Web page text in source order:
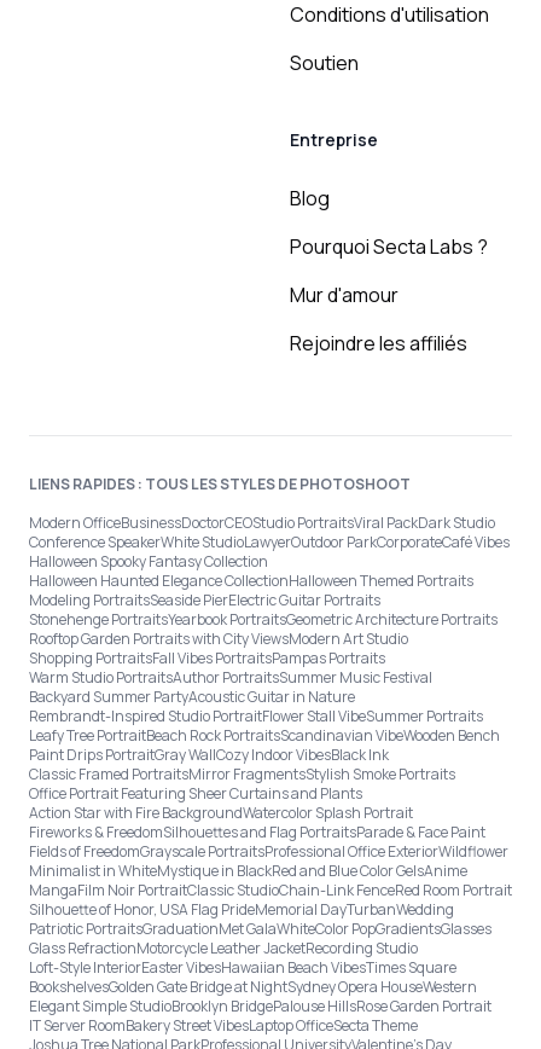
Conditions d'utilisation
Soutien
Entreprise
Blog
Pourquoi Secta Labs ?
Mur d'amour
Rejoindre les affiliés
LIENS RAPIDES : TOUS LES STYLES DE PHOTOSHOOT
Modern OfficeBusinessDoctorCEOStudio PortraitsViral PackDark Studio
Conference SpeakerWhite StudioLawyerOutdoor ParkCorporateCafé Vibes
Halloween Spooky Fantasy Collection
Halloween Haunted Elegance CollectionHalloween Themed Portraits
Modeling PortraitsSeaside PierElectric Guitar Portraits
Stonehenge PortraitsYearbook PortraitsGeometric Architecture Portraits
Rooftop Garden Portraits with City ViewsModern Art Studio
Shopping PortraitsFall Vibes PortraitsPampas Portraits
Warm Studio PortraitsAuthor PortraitsSummer Music Festival
Backyard Summer PartyAcoustic Guitar in Nature
Rembrandt-Inspired Studio PortraitFlower Stall VibeSummer Portraits
Leafy Tree PortraitBeach Rock PortraitsScandinavian VibeWooden Bench
Paint Drips PortraitGray WallCozy Indoor VibesBlack Ink
Classic Framed PortraitsMirror FragmentsStylish Smoke Portraits
Office Portrait Featuring Sheer Curtains and Plants
Action Star with Fire BackgroundWatercolor Splash Portrait
Fireworks & FreedomSilhouettes and Flag PortraitsParade & Face Paint
Fields of FreedomGrayscale PortraitsProfessional Office ExteriorWildflower
Minimalist in WhiteMystique in BlackRed and Blue Color GelsAnime
MangaFilm Noir PortraitClassic StudioChain-Link FenceRed Room Portrait
Silhouette of Honor, USA Flag PrideMemorial DayTurbanWedding
Patriotic PortraitsGraduationMet GalaWhiteColor PopGradientsGlasses
Glass RefractionMotorcycle Leather JacketRecording Studio
Loft-Style InteriorEaster VibesHawaiian Beach VibesTimes Square
BookshelvesGolden Gate Bridge at NightSydney Opera HouseWestern
Elegant Simple StudioBrooklyn BridgePalouse HillsRose Garden Portrait
IT Server RoomBakery Street VibesLaptop OfficeSecta Theme